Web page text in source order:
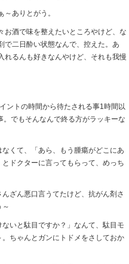
～ありとがう。
お酒で味を整えたいところやけど、な
で二日酔い状態なんで、控えた。あ
れるんも好きなんやけど、それも我慢
ントの時間から待たされる事1時間以
でもそんなんで終る方がラッキーな
くて、「あら、もう腫瘍がどこにあ
ドクターに言ってもらって、めっち
ざん悪口言うてたけど、抗がん剤さ
～
いと駄目ですか？」なんて、駄目モ
ちゃんとガンにトドメをさしておか